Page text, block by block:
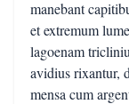
manebant
et extremum
lagoenam
avidius rixantur,
mensa cum